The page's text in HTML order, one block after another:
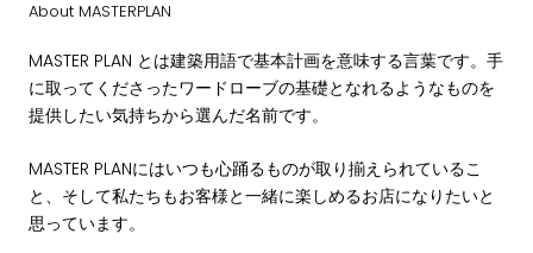
About MASTERPLAN
MASTER PLAN とは建築用語で基本計画を意味する言葉です。手
に取ってくださったワードローブの基礎となれるようなものを
提供したい気持ちから選んだ名前です。
MASTER PLANにはいつも心踊るものが取り揃えられているこ
と、そして私たちもお客様と一緒に楽しめるお店になりたいと
思っています。